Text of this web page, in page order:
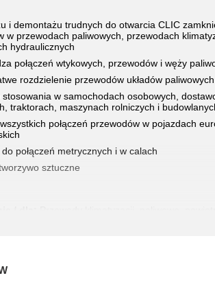
i demontażu trudnych do otwarcia CLIC
w przewodach paliwowych, przewodach
hydraulicznych
połączeń wtykowych, przewodów i węży
rozdzielenie przewodów układów paliwowych
stosowania w samochodach osobowych,
traktorach, maszynach rolniczych i
połączeń przewodów w pojazdach
połączeń metrycznych i w calach
sztuczne